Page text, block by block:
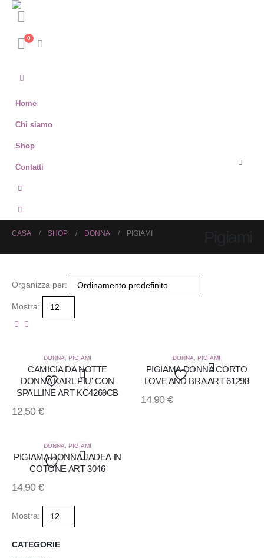
0
Home
Chi siamo
Shop
Contatti
CASA SHOP DONNA PIGIAMI
Organizza per:
Mostra:
Aggiungi
lista
dei
desideri
DONNA PIGIAMI
CAMICIA DA NOTTE
DONNA KARL PIU' CON
SPALLINE ART KC4269CB
12,50 €
Aggiungi
DONNA PIGIAMI
PIGIAMA DONNA CORTO
LOVE AND BRA ART 61298
14,90 €
Aggiungi
alla
lista
dei
DONNA PIGIAMI
PIGIAMA DONNA JADEA IN
COTONE ART 3046
14,90 €
Mostra:
CATEGORIE